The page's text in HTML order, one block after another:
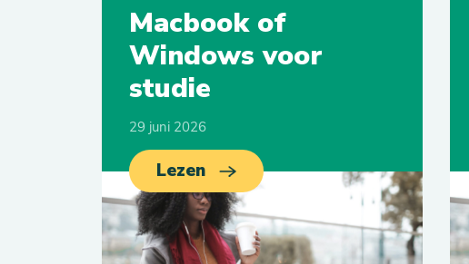
Macbook of
Windows voor
studie
29 juni 2026
Lezen